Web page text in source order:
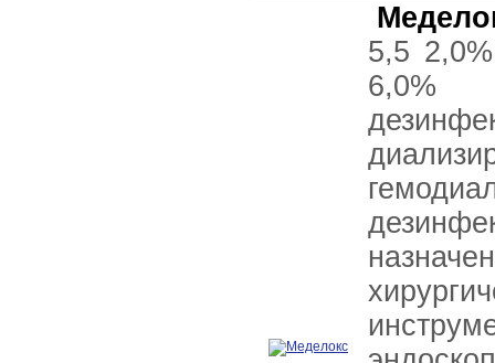
5,5
6,0%